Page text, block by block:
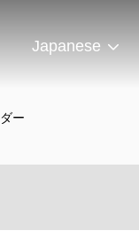
Japanese
ー